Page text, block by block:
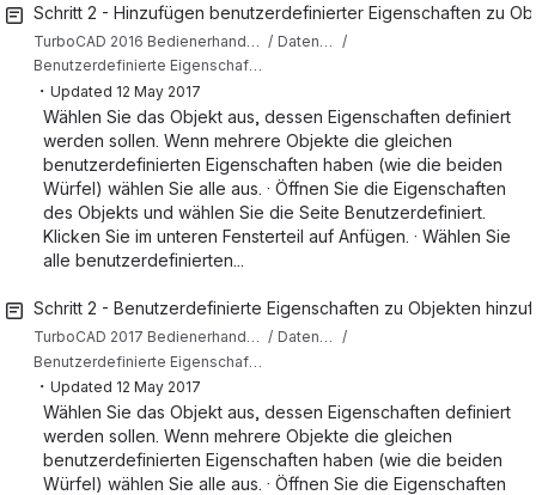
Schritt 2 - Hinzufügen benutzerdefinierter Eigenschaften zu
Benutzerdefinierte Eigenschaften, Datenbank und Berichte
・ Updated 12 May 2017
Wählen Sie das Objekt aus, dessen Eigenschaften definiert
werden sollen. Wenn mehrere Objekte die gleichen
benutzerdefinierten Eigenschaften haben (wie die beiden
Würfel) wählen Sie alle aus. · Öffnen Sie die Eigenschaften
des Objekts und wählen Sie die Seite Benutzerdefiniert.
Klicken Sie im unteren Fensterteil auf Anfügen. · Wählen Sie
alle benutzerdefinierten...
Schritt 2 - Benutzerdefinierte Eigenschaften zu Objekten
・ Updated 12 May 2017
Wählen Sie das Objekt aus, dessen Eigenschaften definiert
werden sollen. Wenn mehrere Objekte die gleichen
benutzerdefinierten Eigenschaften haben (wie die beiden
Würfel) wählen Sie alle aus. · Öffnen Sie die Eigenschaften